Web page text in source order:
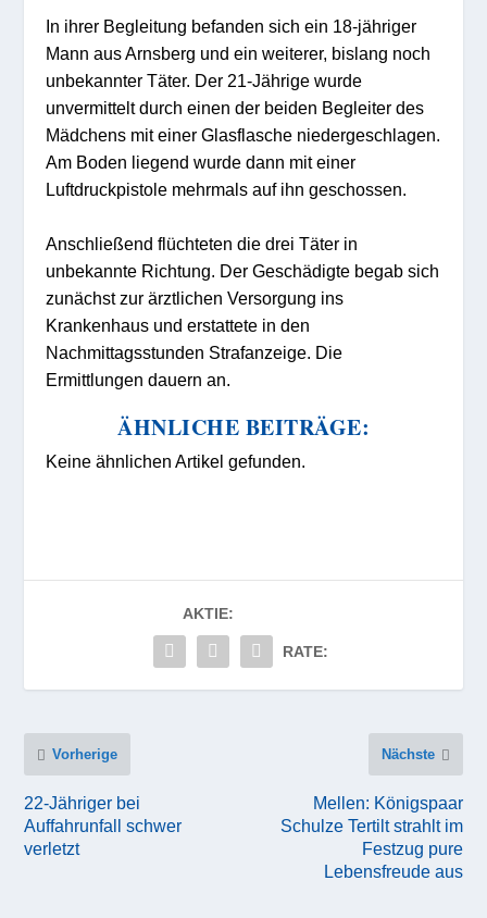
In ihrer Begleitung befanden sich ein 18-jähriger
Mann aus Arnsberg und ein weiterer, bislang noch
unbekannter Täter. Der 21-Jährige wurde
unvermittelt durch einen der beiden Begleiter des
Mädchens mit einer Glasflasche niedergeschlagen.
Am Boden liegend wurde dann mit einer
Luftdruckpistole mehrmals auf ihn geschossen.
Anschließend flüchteten die drei Täter in
unbekannte Richtung. Der Geschädigte begab sich
zunächst zur ärztlichen Versorgung ins
Krankenhaus und erstattete in den
Nachmittagsstunden Strafanzeige. Die
Ermittlungen dauern an.
ÄHNLICHE BEITRÄGE:
Keine ähnlichen Artikel gefunden.
AKTIE:
RATE:
Vorherige
22-Jähriger bei
Auffahrunfall schwer
verletzt
Nächste
Mellen: Königspaar
Schulze Tertilt strahlt im
Festzug pure
Lebensfreude aus